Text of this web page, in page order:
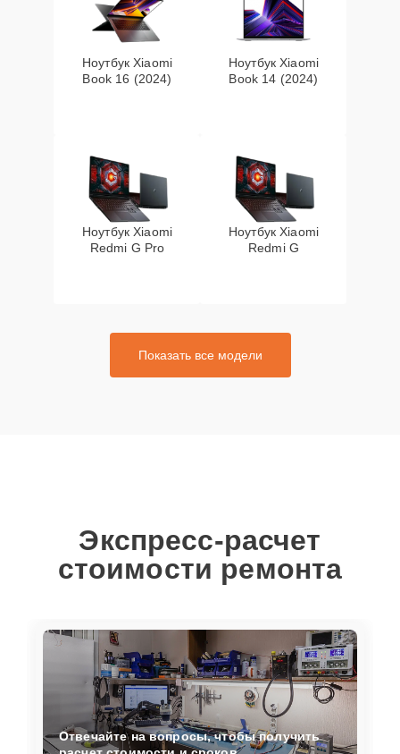
Ноутбук Xiaomi
Book 16 (2024)
Ноутбук Xiaomi
Book 14 (2024)
Ноутбук Xiaomi
Redmi G Pro
Ноутбук Xiaomi
Redmi G
Показать все модели
Экспресс-расчет
стоимости ремонта
Отвечайте на вопросы, чтобы получить